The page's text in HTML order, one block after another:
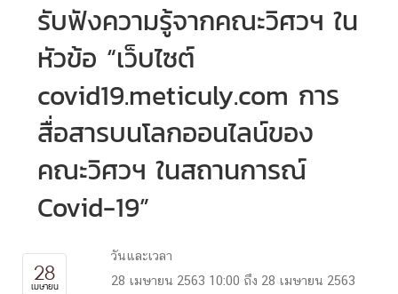
รับฟังความรู้จากคณะวิศวฯ ใน
หัวข้อ “เว็บไซต์
covid19.meticuly.com การ
สื่อสารบนโลกออนไลน์ของ
คณะวิศวฯ ในสถานการณ์
Covid-19”
28
เมษายน
วันและเวลา
28 เมษายน 2563 10:00 ถึง 28 เมษายน 2563